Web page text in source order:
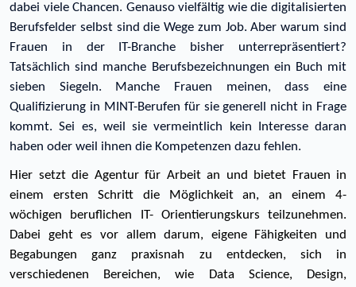
dabei viele Chancen. Genauso vielfältig wie die digitalisierten
Berufsfelder selbst sind die Wege zum Job. Aber warum sind
Frauen in der IT-Branche bisher unterrepräsentiert?
Tatsächlich sind manche Berufsbezeichnungen ein Buch mit
sieben Siegeln. Manche Frauen meinen, dass eine
Qualifizierung in MINT-Berufen für sie generell nicht in Frage
kommt. Sei es, weil sie vermeintlich kein Interesse daran
haben oder weil ihnen die Kompetenzen dazu fehlen.
Hier setzt die Agentur für Arbeit an und bietet Frauen in
einem ersten Schritt die Möglichkeit an, an einem 4-
wöchigen beruflichen IT- Orientierungskurs teilzunehmen.
Dabei geht es vor allem darum, eigene Fähigkeiten und
Begabungen ganz praxisnah zu entdecken, sich in
verschiedenen Bereichen, wie Data Science, Design,